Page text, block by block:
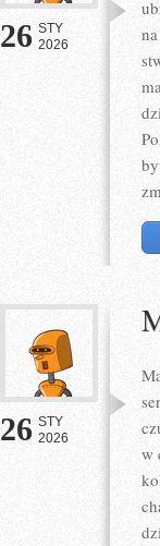
26 STY
2026
26 STY
2026
w